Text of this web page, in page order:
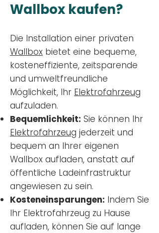
Wallbox kaufen?
Die Installation einer privaten
Wallbox bietet eine bequeme,
kosteneffiziente, zeitsparende
und umweltfreundliche
Möglichkeit, Ihr Elektrofahrzeug
aufzuladen.
Bequemlichkeit: Sie können Ihr
Elektrofahrzeug jederzeit und
bequem an Ihrer eigenen
Wallbox aufladen, anstatt auf
öffentliche Ladeinfrastruktur
angewiesen zu sein.
Kosteneinsparungen: Indem Sie
Ihr Elektrofahrzeug zu Hause
aufladen, können Sie auf lange